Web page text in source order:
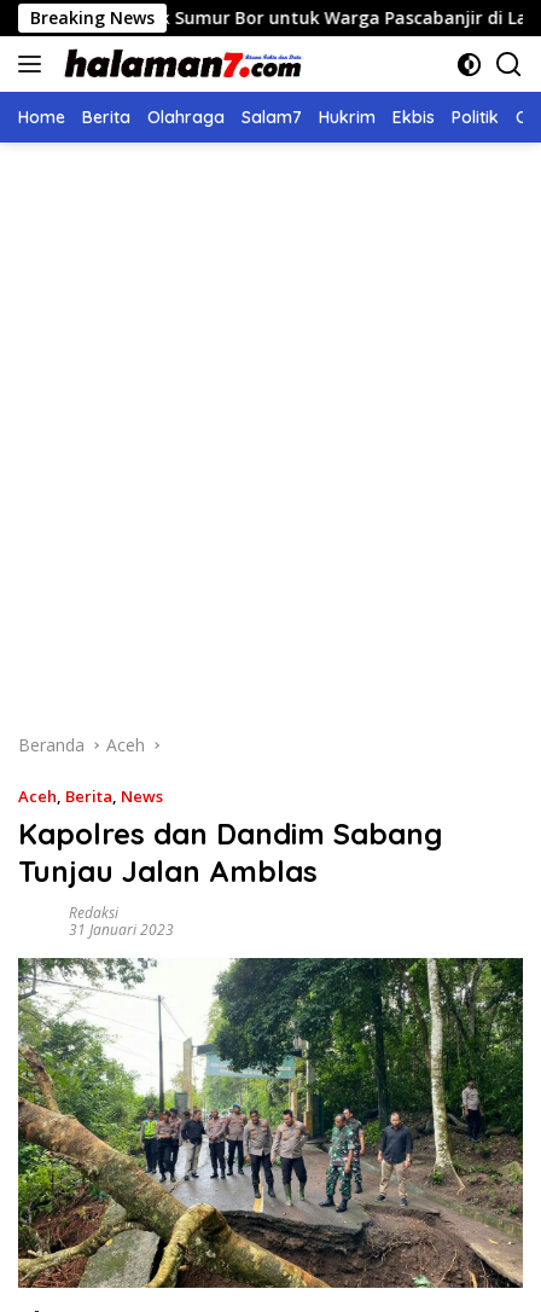
Langsung
ke
konten
Breaking News
Sumur Bor untuk Warga Pascabanjir di Langsa
Home Berita Olahraga Salam7 Hukrim Ekbis Politik
Beranda Aceh
Aceh, Berita, News
Kapolres dan Dandim Sabang
Tunjau Jalan Amblas
Redaksi
31 Januari 2023